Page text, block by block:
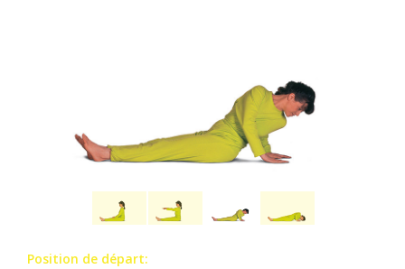
Position de départ: